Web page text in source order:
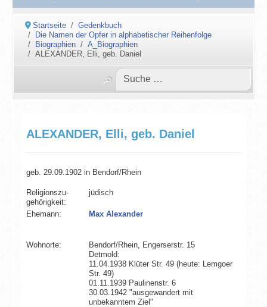
Startseite
Gedenkbuch
Die Namen der Opfer in alphabetischer Reihenfolge
Biographien
A_Biographien
ALEXANDER, Elli, geb. Daniel
ALEXANDER, Elli, geb. Daniel
geb. 29.09.1902 in Bendorf/Rhein
Religionszu­
gehörigkeit:
jüdisch
Ehemann: Max Alexander
Wohnorte:
Bendorf/Rhein, Engerserstr. 15
Detmold:
11.04.1938 Klüter Str. 49 (heute: Lemgoer
Str. 49)
01.11.1939 Paulinenstr. 6
30.03.1942 "ausgewandert mit
unbekanntem Ziel"